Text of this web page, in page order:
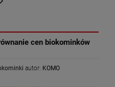
cen biokominków
autor: KOMO